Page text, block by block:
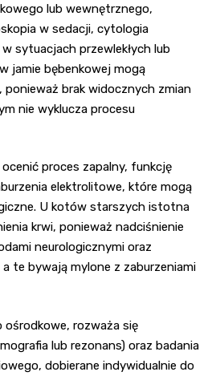
lub wewnętrznego,
w sedacji, cytologia
sytuacjach przewlekłych lub
jamie bębenkowej mogą
ponieważ brak widocznych zmian
nie wyklucza procesu
proces zapalny, funkcję
elektrolitowe, które mogą
U kotów starszych istotna
krwi, ponieważ nadciśnienie
neurologicznymi oraz
te bywają mylone z zaburzeniami
ośrodkowe, rozważa się
lub rezonans) oraz badania
dobierane indywidualnie do